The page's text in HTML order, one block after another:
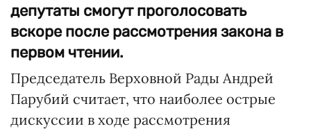
депутаты смогут проголосовать
вскоре после рассмотрения закона в
первом чтении.
Председатель Верховной Рады Андрей
Парубий считает, что наиболее острые
дискуссии в ходе рассмотрения